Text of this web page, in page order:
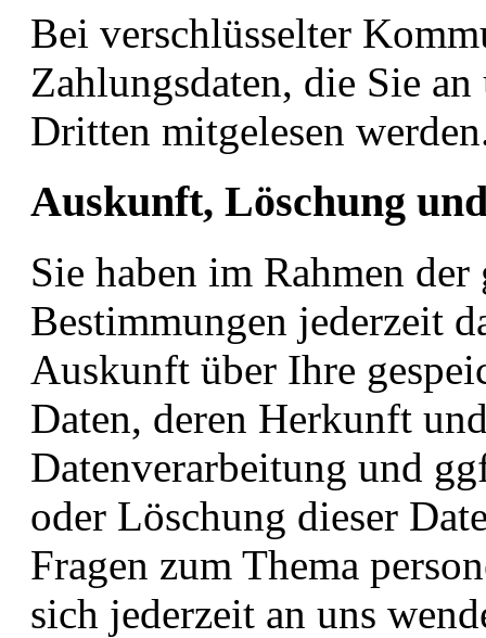
Bei verschlüsselter
Zahlungsdaten, die Sie
Dritten mitgelesen
Auskunft, Löschung
Sie haben im Rahmen
Bestimmungen jederzeit
Auskunft über Ihre
Daten, deren Herkunft
Datenverarbeitung und
oder Löschung dieser
Fragen zum Thema
sich jederzeit an uns